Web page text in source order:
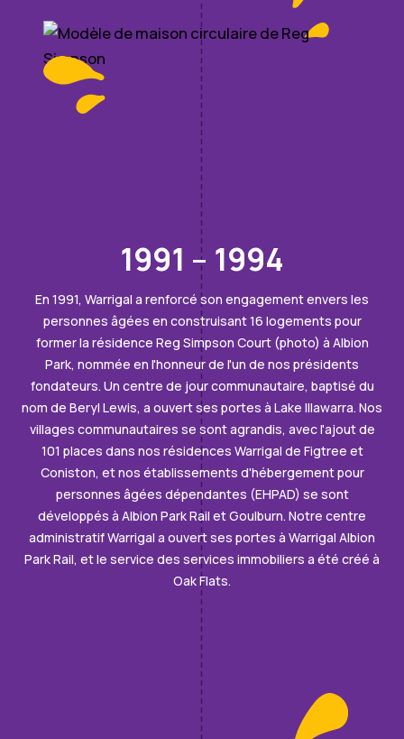
1991 – 1994
En 1991, Warrigal a renforcé son engagement envers les
personnes âgées en construisant 16 logements pour
former la résidence Reg Simpson Court (photo) à Albion
Park, nommée en l'honneur de l'un de nos présidents
fondateurs. Un centre de jour communautaire, baptisé du
nom de Beryl Lewis, a ouvert ses portes à Lake Illawarra. Nos
villages communautaires se sont agrandis, avec l'ajout de
101 places dans nos résidences Warrigal de Figtree et
Coniston, et nos établissements d'hébergement pour
personnes âgées dépendantes (EHPAD) se sont
développés à Albion Park Rail et Goulburn. Notre centre
administratif Warrigal a ouvert ses portes à Warrigal Albion
Park Rail, et le service des services immobiliers a été créé à
Oak Flats.